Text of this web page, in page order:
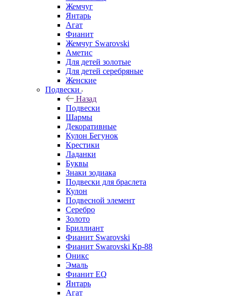
Жемчуг
Янтарь
Агат
Фианит
Жемчуг Swarovski
Аметис
Для детей золотые
Для детей серебряные
Женские
Подвески
Назад
Подвески
Шармы
Декоративные
Кулон Бегунок
Крестики
Ладанки
Буквы
Знаки зодиака
Подвески для браслета
Кулон
Подвесной элемент
Серебро
Золото
Бриллиант
Фианит Swarovski
Фианит Swarovski Кр-88
Оникс
Эмаль
Фианит EQ
Янтарь
Агат